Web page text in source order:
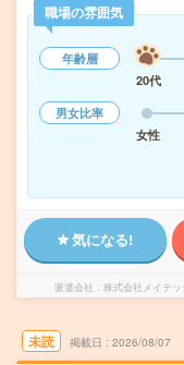
職場の雰囲気
年齢層
20代
男女比率
女性
気になる!
派遣会社 株式会社メイテッ
未読 掲載日 2026/08/07